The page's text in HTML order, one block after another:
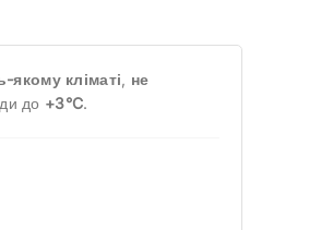
якому кліматі
не
до +3°C.